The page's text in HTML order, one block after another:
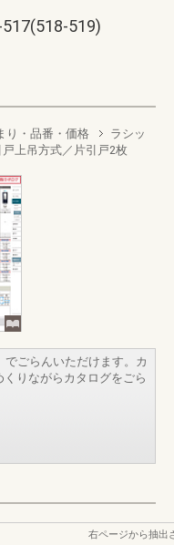
519)
・品番・価格
ラシッ
戸上吊方式／片引戸2枚
ごらんいただけます。カ
りながらカタログをごら
右ページから抽出